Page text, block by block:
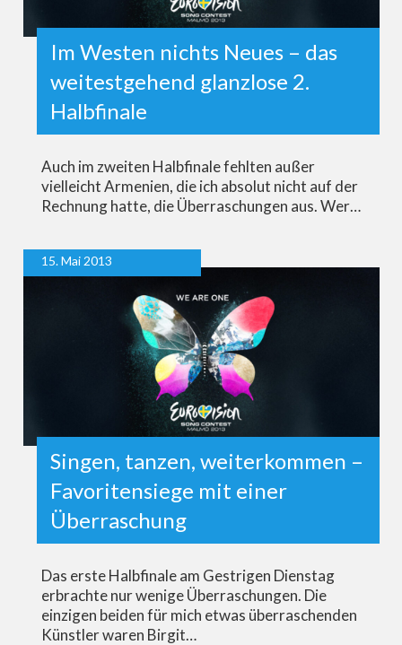
Im Westen nichts Neues – das
weitestgehend glanzlose 2.
Halbfinale
Auch im zweiten Halbfinale fehlten außer
vielleicht Armenien, die ich absolut nicht auf der
Rechnung hatte, die Überraschungen aus. Wer…
15. Mai 2013
Singen, tanzen, weiterkommen –
Favoritensiege mit einer
Überraschung
Das erste Halbfinale am Gestrigen Dienstag
erbrachte nur wenige Überraschungen. Die
einzigen beiden für mich etwas überraschenden
Künstler waren Birgit…